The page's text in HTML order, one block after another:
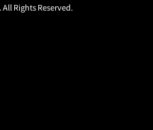
Rights Reserved.